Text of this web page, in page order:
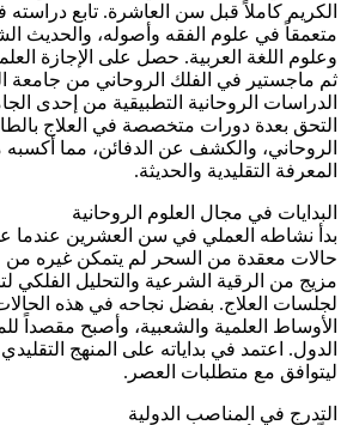
الكريم كاملاً قبل سن العاشرة. تابع
متعمقاً في علوم الفقه وأصوله، والحديث
وعلوم اللغة العربية. حصل على الإجازة
ثم ماجستير في الفلك الروحاني من جامعة
الدراسات الروحانية التطبيقية من إحدى
التحق بعدة دورات متخصصة في العلاج
الروحاني، والكشف عن الدفائن، مما أكسبه
المعرفة التقليدية والحديثة.
البدايات في مجال العلوم الروحانية
بدأ نشاطه العملي في سن العشرين عندما
حالات معقدة من السحر لم يتمكن غيره من
مزيج من الرقية الشرعية والتحليل الفلكي
لجلسات العلاج. بفضل نجاحه في هذه
الأوساط العلمية والشعبية، وأصبح
الدول. اعتمد في بداياته على المنهج
ليتوافق مع متطلبات العصر.
التدرج في المناصب الدولية